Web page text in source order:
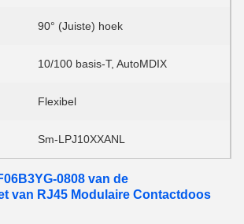
90° (Juiste) hoek
10/100 basis-T, AutoMDIX
Flexibel
Sm-LPJ10XXANL
0808 van de
van RJ45 Modulaire Contactdoos